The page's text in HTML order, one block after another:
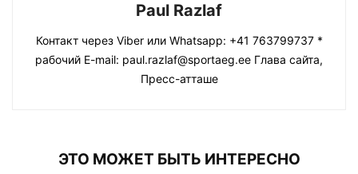
Paul Razlaf
Контакт через Viber или Whatsapp: +41 763799737 *
рабочий E-mail: paul.razlaf@sportaeg.ee Глава сайта,
Пресс-атташе
ЭТО МОЖЕТ БЫТЬ ИНТЕРЕСНО